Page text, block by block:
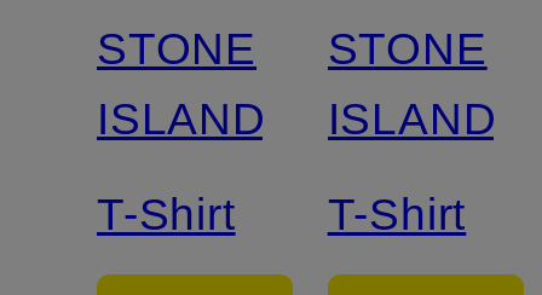
STONE
ISLAND
T-Shirt
STONE
ISLAND
T-Shirt